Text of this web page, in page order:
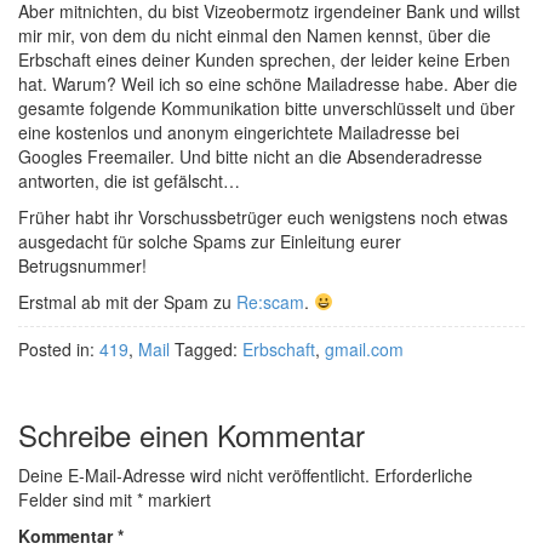
Aber mitnichten, du bist Vizeobermotz irgendeiner Bank und willst
mir mir, von dem du nicht einmal den Namen kennst, über die
Erbschaft eines deiner Kunden sprechen, der leider keine Erben
hat. Warum? Weil ich so eine schöne Mailadresse habe. Aber die
gesamte folgende Kommunikation bitte unverschlüsselt und über
eine kostenlos und anonym eingerichtete Mailadresse bei
Googles Freemailer. Und bitte nicht an die Absenderadresse
antworten, die ist gefälscht…
Früher habt ihr Vorschussbetrüger euch wenigstens noch etwas
ausgedacht für solche Spams zur Einleitung eurer
Betrugsnummer!
Erstmal ab mit der Spam zu Re:scam.
Posted in: 419, Mail Tagged: Erbschaft, gmail.com
Schreibe einen Kommentar
Deine E-Mail-Adresse wird nicht veröffentlicht. Erforderliche
Felder sind mit * markiert
Kommentar*